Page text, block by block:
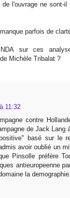
l'ouvrage ne sont-
parfois de
sur ces
Michèle Tribalat ?
11:32
contre
de Jack Lang
basé sur le
avoir oublié un
Pinsolle préfère
antieuropeenne
la